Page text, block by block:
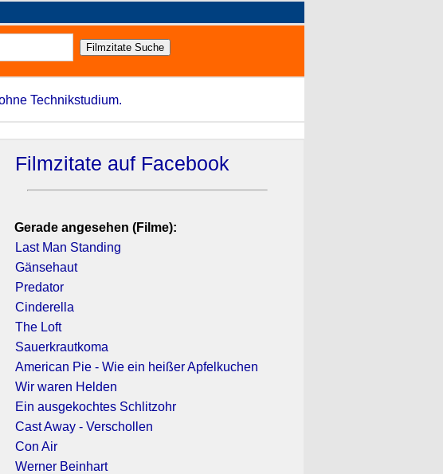
Technikstudium.
Filmzitate auf Facebook
Gerade angesehen (Filme):
Last Man Standing
Gänsehaut
Predator
Cinderella
The Loft
Sauerkrautkoma
American Pie - Wie ein heißer Apfelkuchen
Wir waren Helden
Ein ausgekochtes Schlitzohr
Cast Away - Verschollen
Con Air
Werner Beinhart